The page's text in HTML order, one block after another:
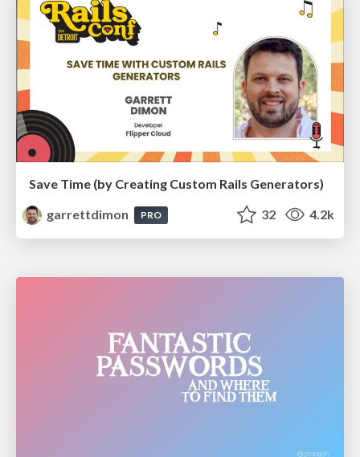
Save Time (by Creating Custom Rails Generators)
garrettdimon
PRO 32 4.2k